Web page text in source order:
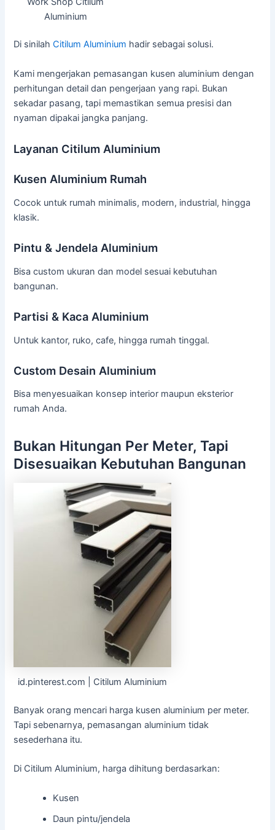
Aluminium
Di sinilahCitilum Aluminium hadir sebagai solusi.
Kami mengerjakan pemasangan kusen aluminium dengan
perhitungan detail dan pengerjaan yang rapi. Bukan
sekadar pasang, tapi memastikan semua presisi dan
nyaman dipakai jangka panjang.
Layanan Citilum Aluminium
Kusen Aluminium Rumah
Cocok untuk rumah minimalis, modern, industrial, hingga
klasik.
Pintu & Jendela Aluminium
Bisa custom ukuran dan model sesuai kebutuhan
bangunan.
Partisi & Kaca Aluminium
Untuk kantor, ruko, cafe, hingga rumah tinggal.
Custom Desain Aluminium
Bisa menyesuaikan konsep interior maupun eksterior
rumah Anda.
Bukan Hitungan Per Meter, Tapi
Disesuaikan Kebutuhan Bangunan
id.pinterest.com | Citilum Aluminium
Banyak orang mencari harga kusen aluminium per meter.
Tapi sebenarnya, pemasangan aluminium tidak
sesederhana itu.
Di Citilum Aluminium, harga dihitung berdasarkan:
Kusen
Daun pintu/jendela